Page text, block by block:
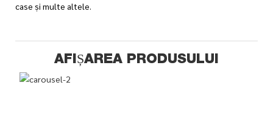
case și multe altele.
AFIȘAREA PRODUSULUI